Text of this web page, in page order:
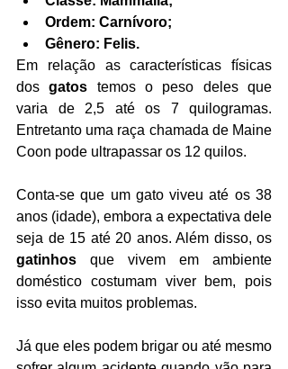
Ordem: Carnívoro;
Gênero: Felis.
Em relação as características físicas
dos gatos temos o peso deles que
varia de 2,5 até os 7 quilogramas.
Entretanto uma raça chamada de Maine
Coon pode ultrapassar os 12 quilos.
Conta-se que um gato viveu até os 38
anos (idade), embora a expectativa dele
gatinhos que vivem em ambiente
doméstico costumam viver bem, pois
isso evita muitos problemas.
Já que eles podem brigar ou até mesmo